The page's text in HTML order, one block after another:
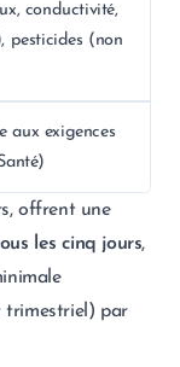
conductivité,
pesticides (non
aux exigences
offrent une
les cinq jours,
trimestriel) par